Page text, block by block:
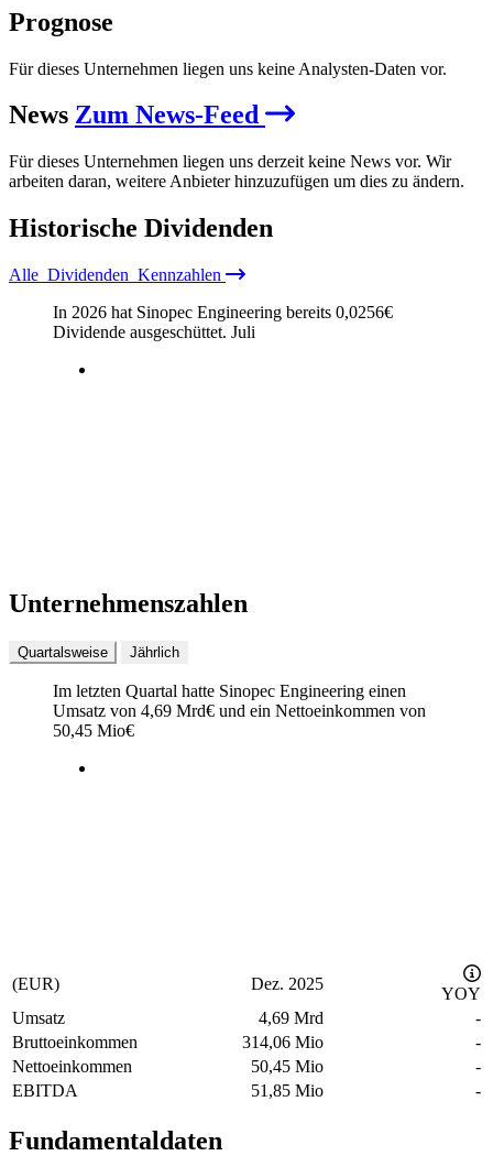
Prognose
Für dieses Unternehmen liegen uns keine Analysten-Daten vor.
News Zum News-Feed
Für dieses Unternehmen liegen uns derzeit keine News vor. Wir
arbeiten daran, weitere Anbieter hinzuzufügen um dies zu ändern.
Historische Dividenden
Alle Dividenden Kennzahlen
In 2026 hat Sinopec Engineering bereits 0,0256€
Dividende ausgeschüttet. Juli
Unternehmenszahlen
Quartalsweise Jährlich
Im letzten Quartal hatte Sinopec Engineering einen
Umsatz von 4,69 Mrd€ und ein Nettoeinkommen von
50,45 Mio€
(EUR) Dez. 2025
YOY
Umsatz
4,69 Mrd
-
Bruttoeinkommen
314,06 Mio
-
Nettoeinkommen
50,45 Mio
-
EBITDA
51,85 Mio -
Fundamentaldaten